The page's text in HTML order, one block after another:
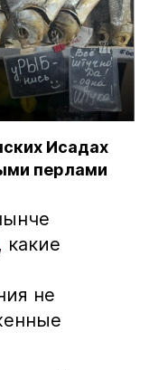
Исадах
перлами
, какие
не